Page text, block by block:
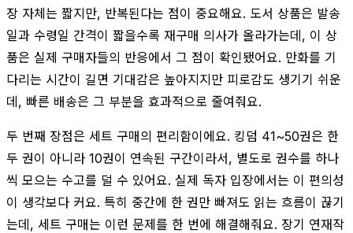
장 자체는 짧지만, 반복된다는 점이 중요해요. 도서 상품은 발송
일과 수령일 간격이 짧을수록 재구매 의사가 올라가는데, 이 상
품은 실제 구매자들의 반응에서 그 점이 확인됐어요. 만화를 기
다리는 시간이 길면 기대감은 높아지지만 피로감도 생기기 쉬운
데, 빠른 배송은 그 부분을 효과적으로 줄여줘요.
두 번째 장점은 세트 구매의 편리함이에요. 킹덤 41~50권은 한
두 권이 아니라 10권이 연속된 구간이라서, 별도로 권수를 하나
씩 모으는 수고를 덜 수 있어요. 실제 독자 입장에서는 이 편의성
이 생각보다 커요. 특히 중간에 한 권만 빠져도 읽는 흐름이 끊기
는데, 세트 구매는 이런 문제를 한 번에 해결해줘요. 장기 연재작